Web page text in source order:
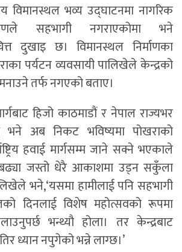
विमानस्थल भव्य उद्घाटनमा नागरिक
सहभागी नगराएकोमा भने
दुखाइ छ। विमानस्थल निर्माणका
पर्यटन व्यवसायी पालिखेले केन्द्रको
तर्फ नगएको बताए।
हिजो काठमाडौं र नेपाल राज्यभर
भने अब निकट भविष्यमा पोखराको
हवाई मार्गसम्म जाने सक्ने भएकाले
बढ्या जस्तो धेरै आकाशमा उड्न सकुँला
भने,‘यसमा हामीलाई पनि सहभागी
दिनलाई विशेष महोत्सवको रूपमा
भन्थ्यौ होला। तर केन्द्रबाट
ध्यान नपुगेको भन्ने लाग्छ।’